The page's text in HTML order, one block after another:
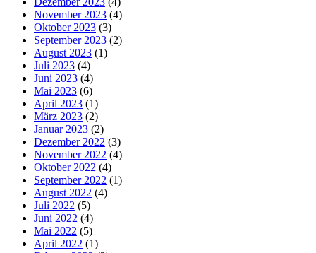
November 2023 (4)
Oktober 2023 (3)
September 2023 (2)
August 2023 (1)
Juli 2023 (4)
Juni 2023 (4)
Mai 2023 (6)
April 2023 (1)
März 2023 (2)
Januar 2023 (2)
Dezember 2022 (3)
November 2022 (4)
Oktober 2022 (4)
September 2022 (1)
August 2022 (4)
Juli 2022 (5)
Juni 2022 (4)
Mai 2022 (5)
April 2022 (1)